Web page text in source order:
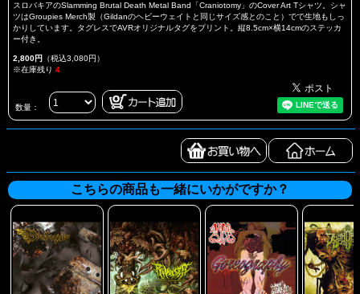
スロバキアのSlamming Brutal Death Metal Band「Craniotomy」のCover Art Tシャツ。シャ
ツはGroupies Merch製（Gildanのヘビーウェイトと同じサイズ感とのこと）でで生地もしっ
かりしています。タグレスでAVRオリジナルタグをプリント。縦8.5cm×横14cmのステッカ
ー付き。
2,800円 （税込3,080円）
※在庫残り 4
数量：
こちらの商品も一緒にいかがですか？